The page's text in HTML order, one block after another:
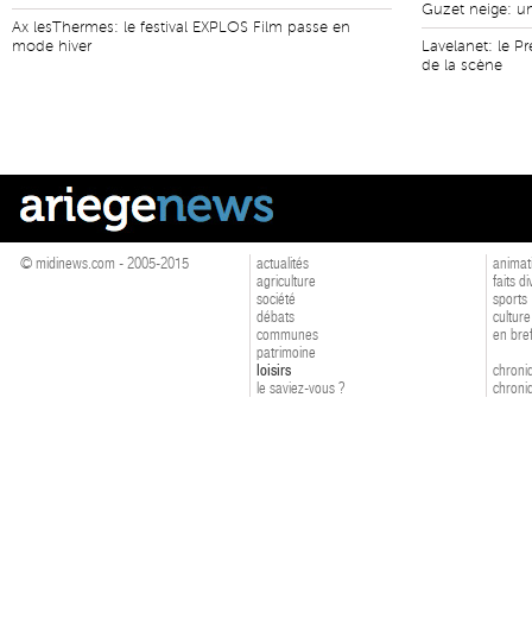
Ax lesThermes: le festival EXPLOS Film passe en
mode hiver
Guzet neige:
Lavelanet: le
de la scène
© midinews.com - 2005-2015
actualités
agriculture
société
débats
communes
patrimoine
loisirs
le saviez-vous ?
faits
sports
culture
en bref